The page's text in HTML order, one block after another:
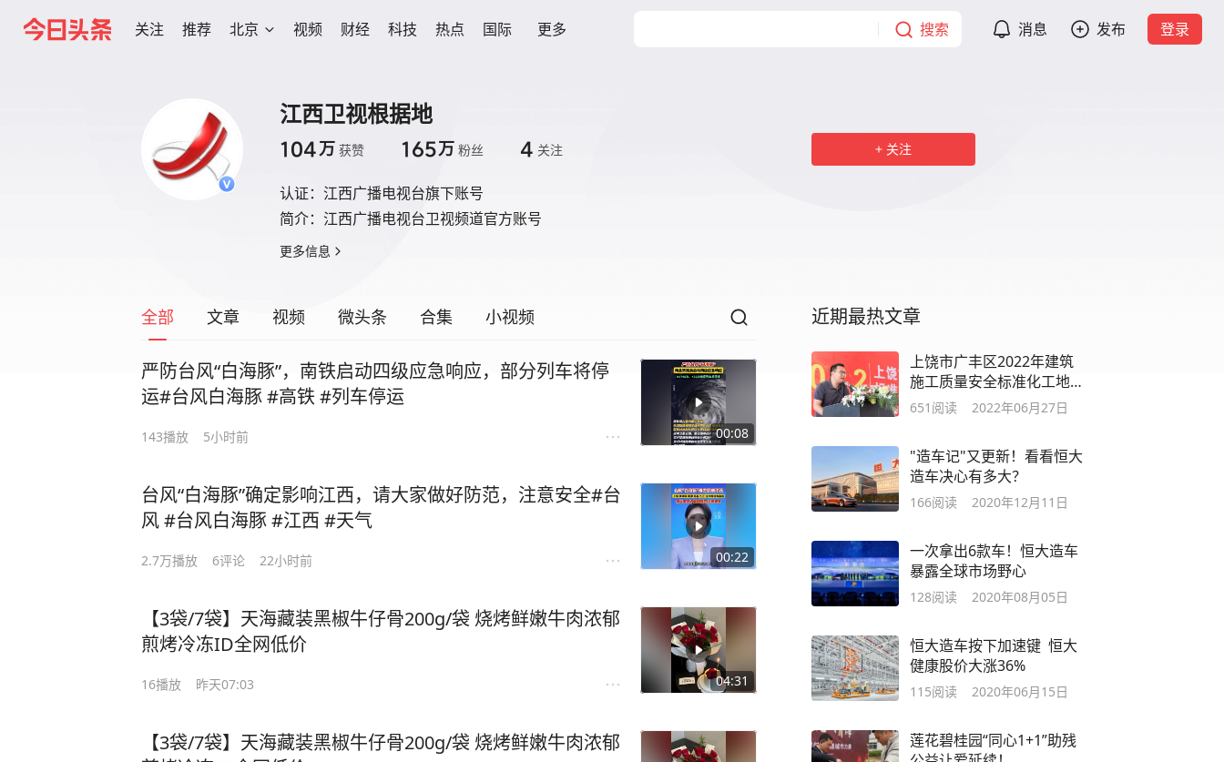
关注 推荐 北京 视频 财经 科技 热点 国际 更多 搜索 消息 发布 登录
江西卫视根据地
104万 获赞 165万 粉丝 4 关注
认证： 江西广播电视台旗下账号
简介： 江西广播电视台卫视频道官方账号
更多信息
关注
全部 文章 视频 微头条 合集 小视频
00:08
严防台风“白海豚”，南铁启动四级应急响应，部分列车将停
运#台风白海豚 #高铁 #列车停运
143播放 5小时前
00:22
台风“白海豚”确定影响江西，请大家做好防范，注意安全#台
风 #台风白海豚 #江西 #天气
2.7万播放 6评论 22小时前
04:31
【3袋/7袋】天海藏装黑椒牛仔骨200g/袋 烧烤鲜嫩牛肉浓郁
煎烤冷冻ID全网低价
16播放 昨天07:03
【3袋/7袋】天海藏装黑椒牛仔骨200g/袋 烧烤鲜嫩牛肉浓郁
近期最热文章
上饶市广丰区2022年建筑
施工质量安全标准化工地
观摩会在碧桂园十里江湾
651 阅读 2022年06月27日
"造车记"又更新！看看恒大
造车决心有多大？
166阅读 2020年12月11日
一次拿出6款车！恒大造车
暴露全球市场野心
128阅读 2020年08月05日
恒大造车按下加速键 恒大
健康股价大涨36%
115阅读 2020年06月15日
莲花碧桂园“同心1+1”助残